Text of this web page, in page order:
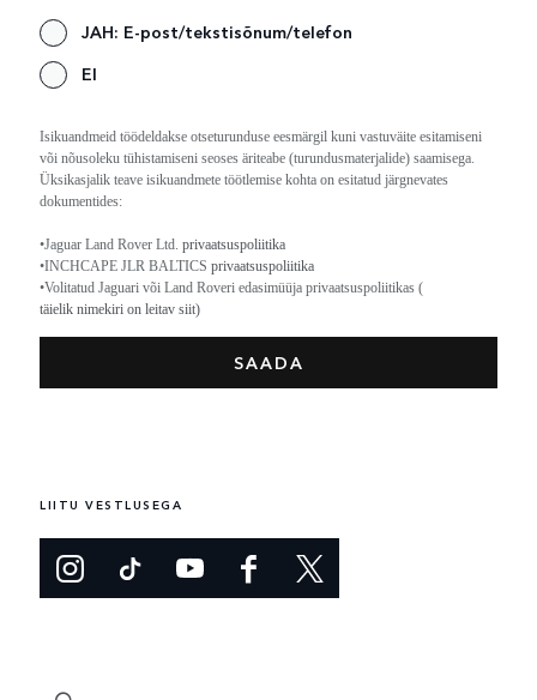
JAH: E-post/tekstisõnum/telefon
EI
Isikuandmeid töödeldakse otseturunduse eesmärgil kuni vastuväite esitamiseni
või nõusoleku tühistamiseni seoses äriteabe (turundusmaterjalide) saamisega.
Üksikasjalik teave isikuandmete töötlemise kohta on esitatud järgnevates
dokumentides:
•Jaguar Land Rover Ltd. privaatsuspoliitika
•INCHCAPE JLR BALTICS privaatsuspoliitika
•Volitatud Jaguari või Land Roveri edasimüüja privaatsuspoliitikas (
täielik nimekiri on leitav siit)
LIITU VESTLUSEGA